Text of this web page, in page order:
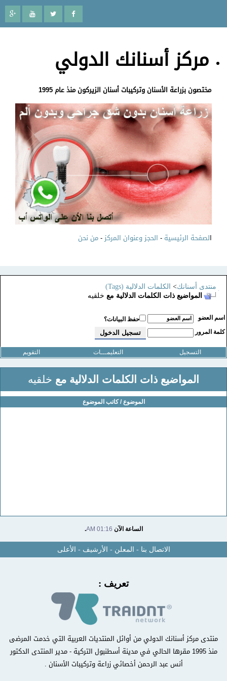
مركز أسنانك الدولي
مختصون بزراعة الأسنان وتركيبات أسنان الزيركون منذ عام 1995
لصفحة الرئيسية-الحجز وعنوان المركز-من نحن
منتدى أسنانك>الكلمات الدلالية (Tags)
المواضيع ذات الكلمات الدلالية مع خلقيه
اسم العضو
حفظ البيانات؟
كلمة المرور
التسجيل التعليمـــات التقويم
المواضيع ذات الكلمات الدلالية مع خلقيه
الموضوع / كاتب الموضوع
الساعة الآن01:16 AM
.
الاتصال بنا-المعلن-الأرشيف -الأعلى
تعريف :
منتدى مركز أسنانك الدولي من أوائل المنتديات العربية التي خدمت المرضى
منذ 1995 مقرها الحالي في مدينة أسطنبول التركية - مدير المنتدى الدكتور
أنس عبد الرحمن أخصائي زراعة وتركيبات الأسنان .